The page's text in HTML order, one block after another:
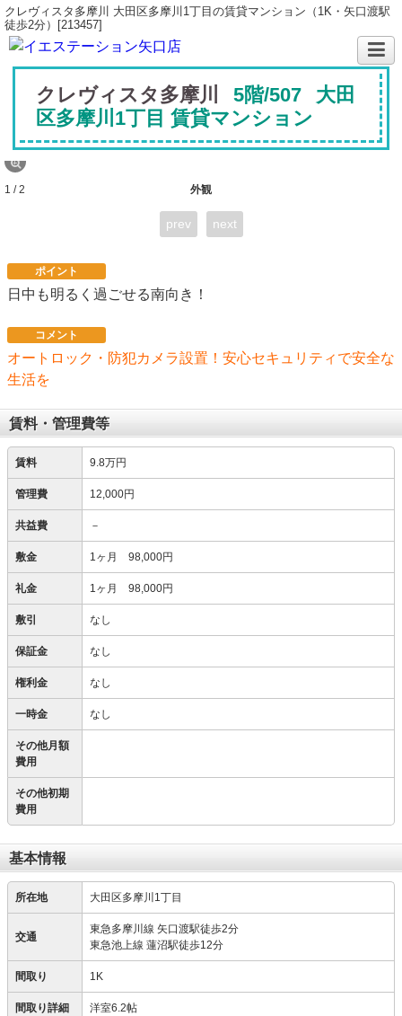
クレヴィスタ多摩川 大田区多摩川1丁目の賃貸マンション（1K・矢口渡駅
徒歩2分）[213457]
クレヴィスタ多摩川 5階/507
大田
区多摩川1丁目 賃貸マンション
外観
1 / 2
prev next
ポイント
日中も明るく過ごせる南向き！
コメント
オートロック・防犯カメラ設置！安心セキュリティで安全な
生活を
賃料・管理費等
賃料 9.8万円
管理費 12,000円
共益費 －
敷金 1ヶ月 98,000円
礼金 1ヶ月 98,000円
敷引 なし
保証金 なし
権利金 なし
一時金 なし
その他月額
費用
その他初期
費用
基本情報
所在地 大田区多摩川1丁目
交通
東急多摩川線 矢口渡駅徒歩2分
東急池上線 蓮沼駅徒歩12分
間取り 1K
間取り詳細 洋室6.2帖